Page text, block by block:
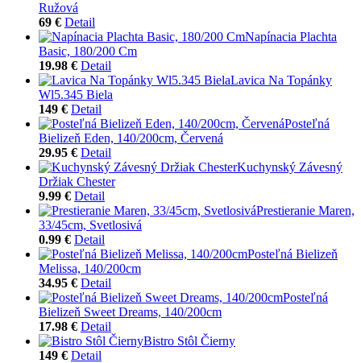
Ružová
69 € Detail
Napínacia Plachta
Basic, 180/200 Cm
19.98 € Detail
Lavica Na Topánky
Wl5.345 Biela
149 € Detail
Posteľná
Bielizeň Eden, 140/200cm, Červená
29.95 € Detail
Kuchynský Závesný
Držiak Chester
9.99 € Detail
Prestieranie Maren,
33/45cm, Svetlosivá
0.99 € Detail
Posteľná Bielizeň
Melissa, 140/200cm
34.95 € Detail
Posteľná
Bielizeň Sweet Dreams, 140/200cm
17.98 € Detail
Bistro Stôl Čierny
149 € Detail